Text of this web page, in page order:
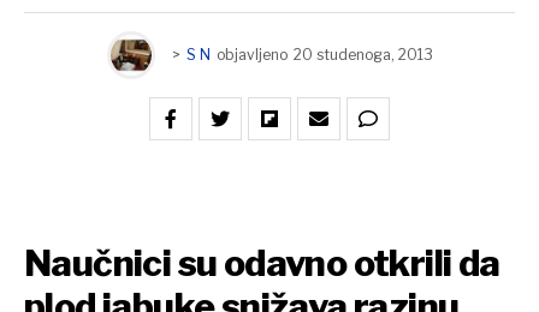
> S N objavljeno 20 studenoga, 2013
Naučnici su odavno otkrili da